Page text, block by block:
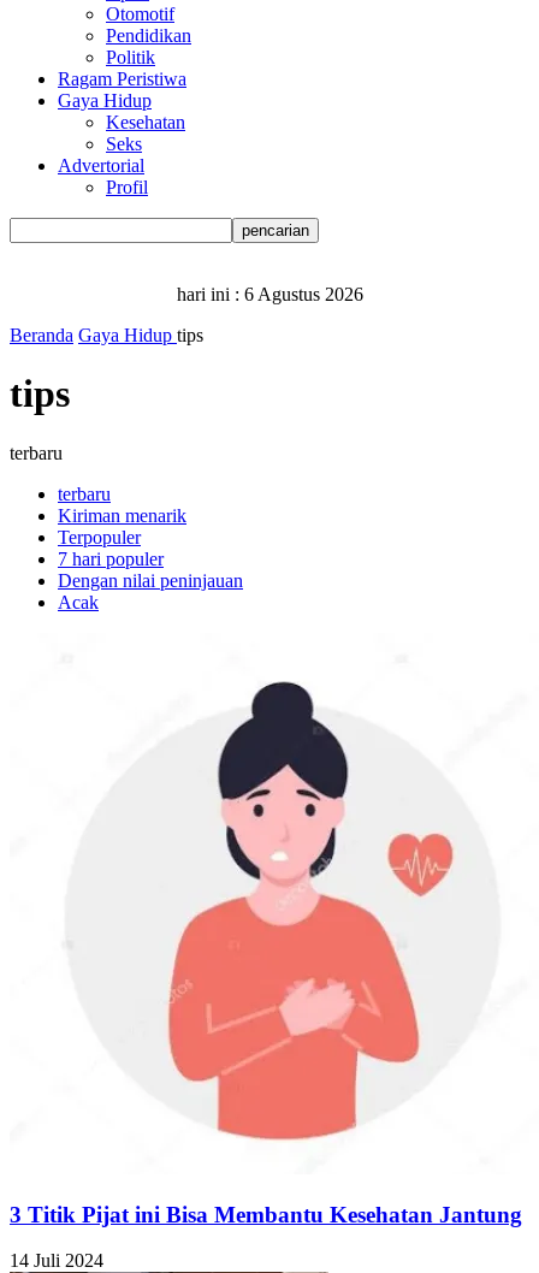
Otomotif
Pendidikan
Politik
Ragam Peristiwa
Gaya Hidup
Kesehatan
Seks
Advertorial
Profil
hari ini : 6 Agustus 2026
Beranda Gaya Hidup tips
tips
terbaru
terbaru
Kiriman menarik
Terpopuler
7 hari populer
Dengan nilai peninjauan
Acak
3 Titik Pijat ini Bisa Membantu Kesehatan Jantung
14 Juli 2024